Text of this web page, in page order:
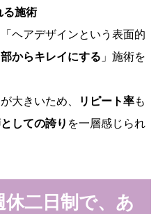
る施術
ヘアデザインという表面的
からキレイにする 」施術を
大きいため、
リピート率も
しての誇り を一層感じられ
休二日制で、あ